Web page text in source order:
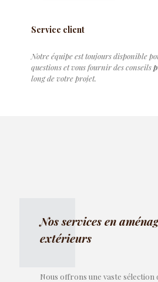
Service client
Notre équipe est toujours disponible
questions et vous fournir des conseils
long de votre projet.
Nos services en
extérieurs
Nous offrons une vaste sélection